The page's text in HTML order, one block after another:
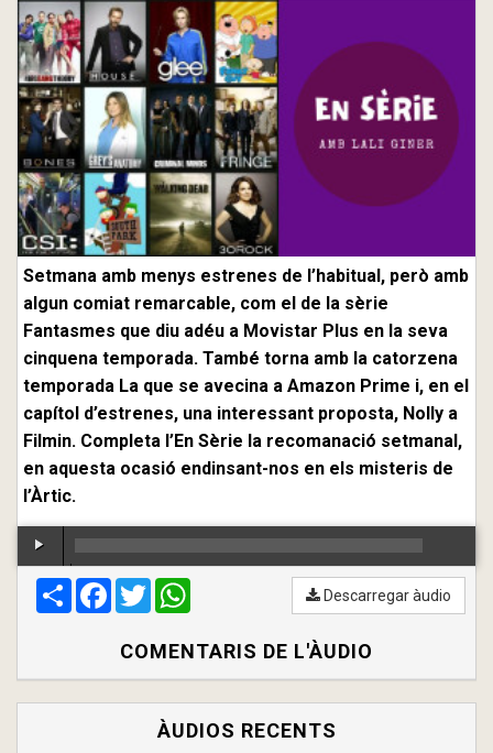
Setmana amb menys estrenes de l’habitual, però amb
algun comiat remarcable, com el de la sèrie
Fantasmes que diu adéu a Movistar Plus en la seva
cinquena temporada. També torna amb la catorzena
temporada La que se avecina a Amazon Prime i, en el
capítol d’estrenes, una interessant proposta, Nolly a
Filmin. Completa l’En Sèrie la recomanació setmanal,
en aquesta ocasió endinsant-nos en els misteris de
l’Àrtic.
00:00/ 00:00
CompartirFacebook
Twitter Descarregar àudio
COMENTARIS DE L'ÀUDIO
ÀUDIOS RECENTS